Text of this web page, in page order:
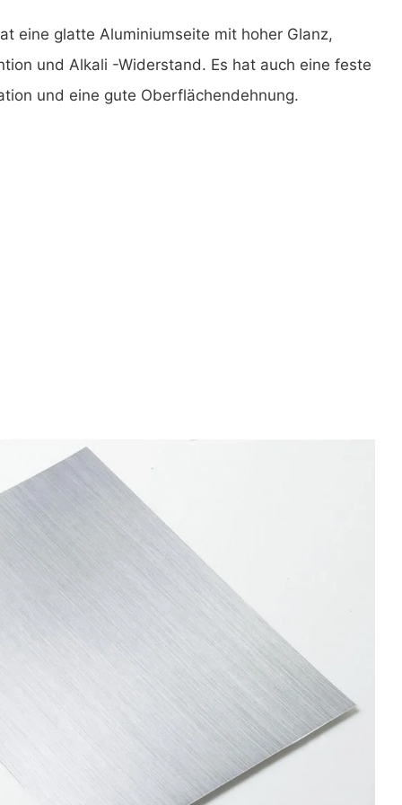
eine glatte Aluminiumseite mit hoher Glanz,
und Alkali -Widerstand. Es hat auch eine feste
und eine gute Oberflächendehnung.